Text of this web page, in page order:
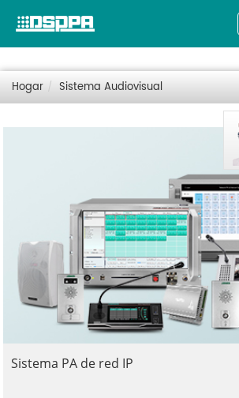
Hogar Sistema Audiovisual
Sistema PA de red IP